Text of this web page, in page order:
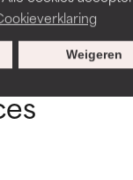
Weigeren
het gecombineerd
gevallen
dan goed doet.
het gecombineerd
gevallen
dan goed doet.